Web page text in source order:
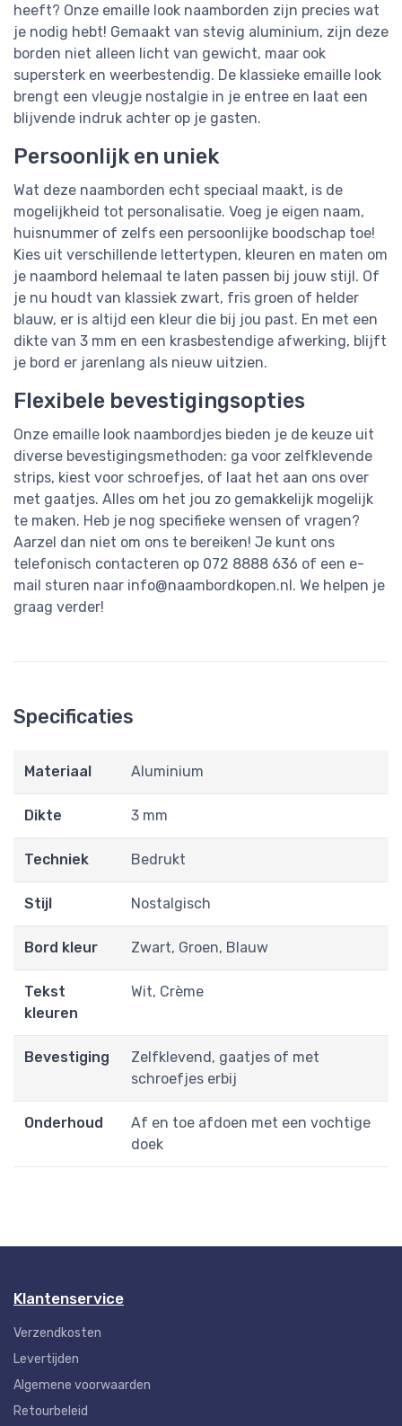
heeft? Onze emaille look naamborden zijn precies wat
je nodig hebt! Gemaakt van stevig aluminium, zijn deze
borden niet alleen licht van gewicht, maar ook
supersterk en weerbestendig. De klassieke emaille look
brengt een vleugje nostalgie in je entree en laat een
blijvende indruk achter op je gasten.
Persoonlijk en uniek
Wat deze naamborden echt speciaal maakt, is de
mogelijkheid tot personalisatie. Voeg je eigen naam,
huisnummer of zelfs een persoonlijke boodschap toe!
Kies uit verschillende lettertypen, kleuren en maten om
je naambord helemaal te laten passen bij jouw stijl. Of
je nu houdt van klassiek zwart, fris groen of helder
blauw, er is altijd een kleur die bij jou past. En met een
dikte van 3 mm en een krasbestendige afwerking, blijft
je bord er jarenlang als nieuw uitzien.
Flexibele bevestigingsopties
Onze emaille look naambordjes bieden je de keuze uit
diverse bevestigingsmethoden: ga voor zelfklevende
strips, kiest voor schroefjes, of laat het aan ons over
met gaatjes. Alles om het jou zo gemakkelijk mogelijk
te maken. Heb je nog specifieke wensen of vragen?
Aarzel dan niet om ons te bereiken! Je kunt ons
telefonisch contacteren op 072 8888 636 of een e-
mail sturen naar info@naambordkopen.nl. We helpen je
graag verder!
Specificaties
Materiaal Aluminium
Dikte 3 mm
Techniek Bedrukt
Stijl Nostalgisch
Bord kleur Zwart, Groen, Blauw
Tekst
kleuren
Wit, Crème
Bevestiging
Zelfklevend, gaatjes of met
schroefjes erbij
Onderhoud
Af en toe afdoen met een vochtige
doek
Klantenservice
Verzendkosten
Levertijden
Algemene voorwaarden
Retourbeleid